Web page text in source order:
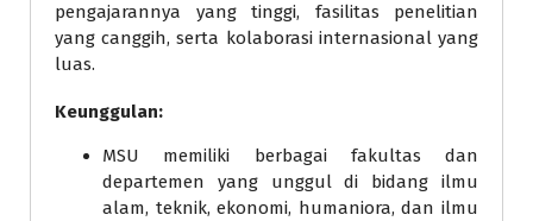
pengajarannya yang tinggi, fasilitas penelitian
yang canggih, serta kolaborasi internasional yang
luas.
Keunggulan:
MSU memiliki berbagai fakultas dan
departemen yang unggul di bidang ilmu
alam, teknik, ekonomi, humaniora, dan ilmu